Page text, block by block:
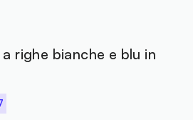
righe bianche e blu in